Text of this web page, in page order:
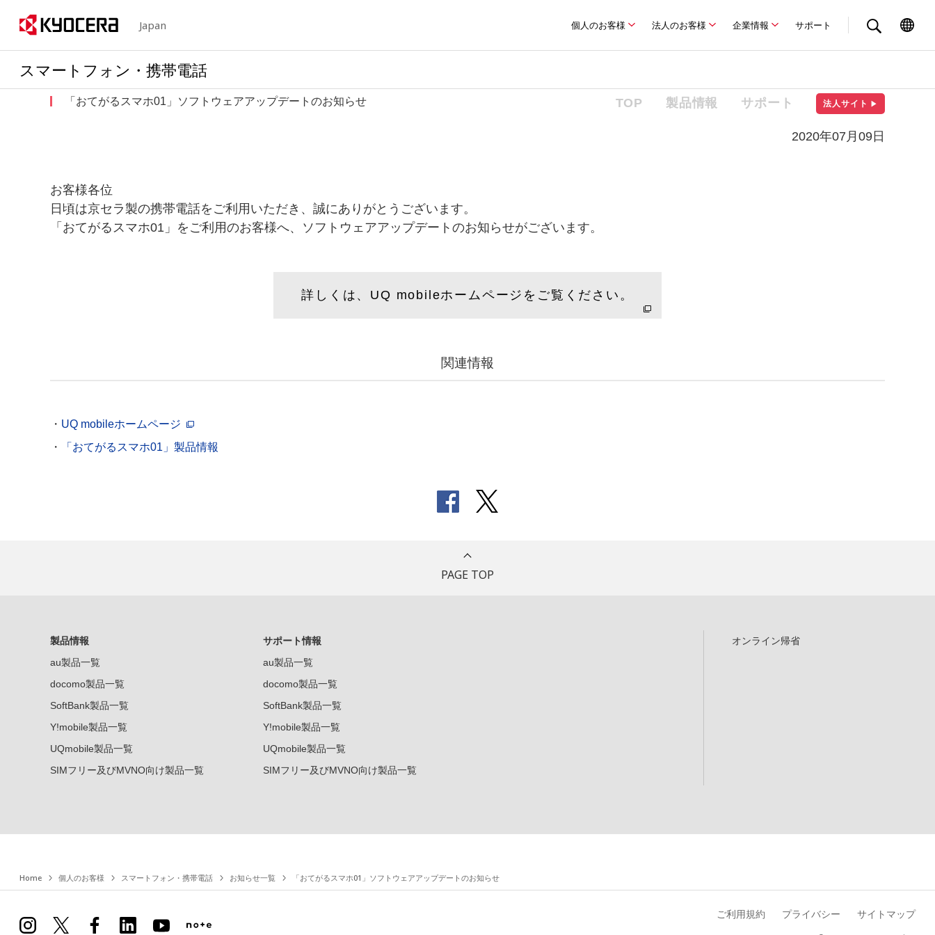
Japan 個人のお客様 法人のお客様 企業情報 サポート
スマートフォン・携帯電話
TOP 製品情報 サポート 法人サイト ▶
「おてがるスマホ01」ソフトウェアアップデートのお知らせ
2020年07月09日
お客様各位
日頃は京セラ製の携帯電話をご利用いただき、誠にありがとうございます。
「おてがるスマホ01」をご利用のお客様へ、ソフトウェアアップデートのお知らせがございます。
詳しくは、UQ mobileホームページをご覧ください。
関連情報
UQ mobileホームページ
「おてがるスマホ01」製品情報
PAGE TOP
製品情報
au製品一覧
docomo製品一覧
SoftBank製品一覧
Y!mobile製品一覧
UQmobile製品一覧
SIMフリー及びMVNO向け製品一覧
サポート情報
au製品一覧
docomo製品一覧
SoftBank製品一覧
Y!mobile製品一覧
UQmobile製品一覧
SIMフリー及びMVNO向け製品一覧
オンライン帰省
Home 個人のお客様 スマートフォン・携帯電話 お知らせ一覧 「おてがるスマホ01」ソフトウェアアップデートのお知らせ
ご利用規約 プライバシー サイトマップ